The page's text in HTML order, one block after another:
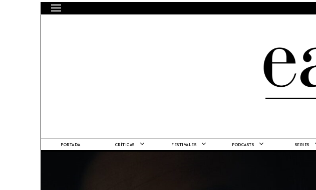
PORTADA CRÍTICAS FESTIVALES PODCASTS SERIES